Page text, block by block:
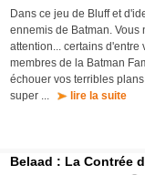
Dans ce jeu de Bluff et
ennemis de Batman. Vous
attention... certains
membres de la Batman
échouer vos terribles
super ...
lire la suite
Belaad : La Contrée